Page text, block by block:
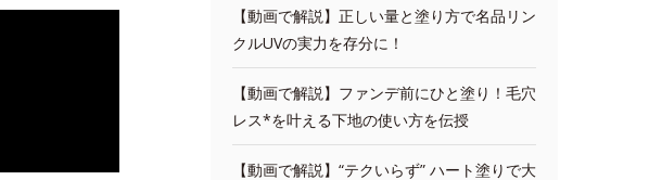
【動画で解説】正しい量と塗り方で名品リン
クルUVの実力を存分に！
【動画で解説】ファンデ前にひと塗り！毛穴
レス*を叶える下地の使い方を伝授
【動画で解説】“テクいらず” ハート塗りで大